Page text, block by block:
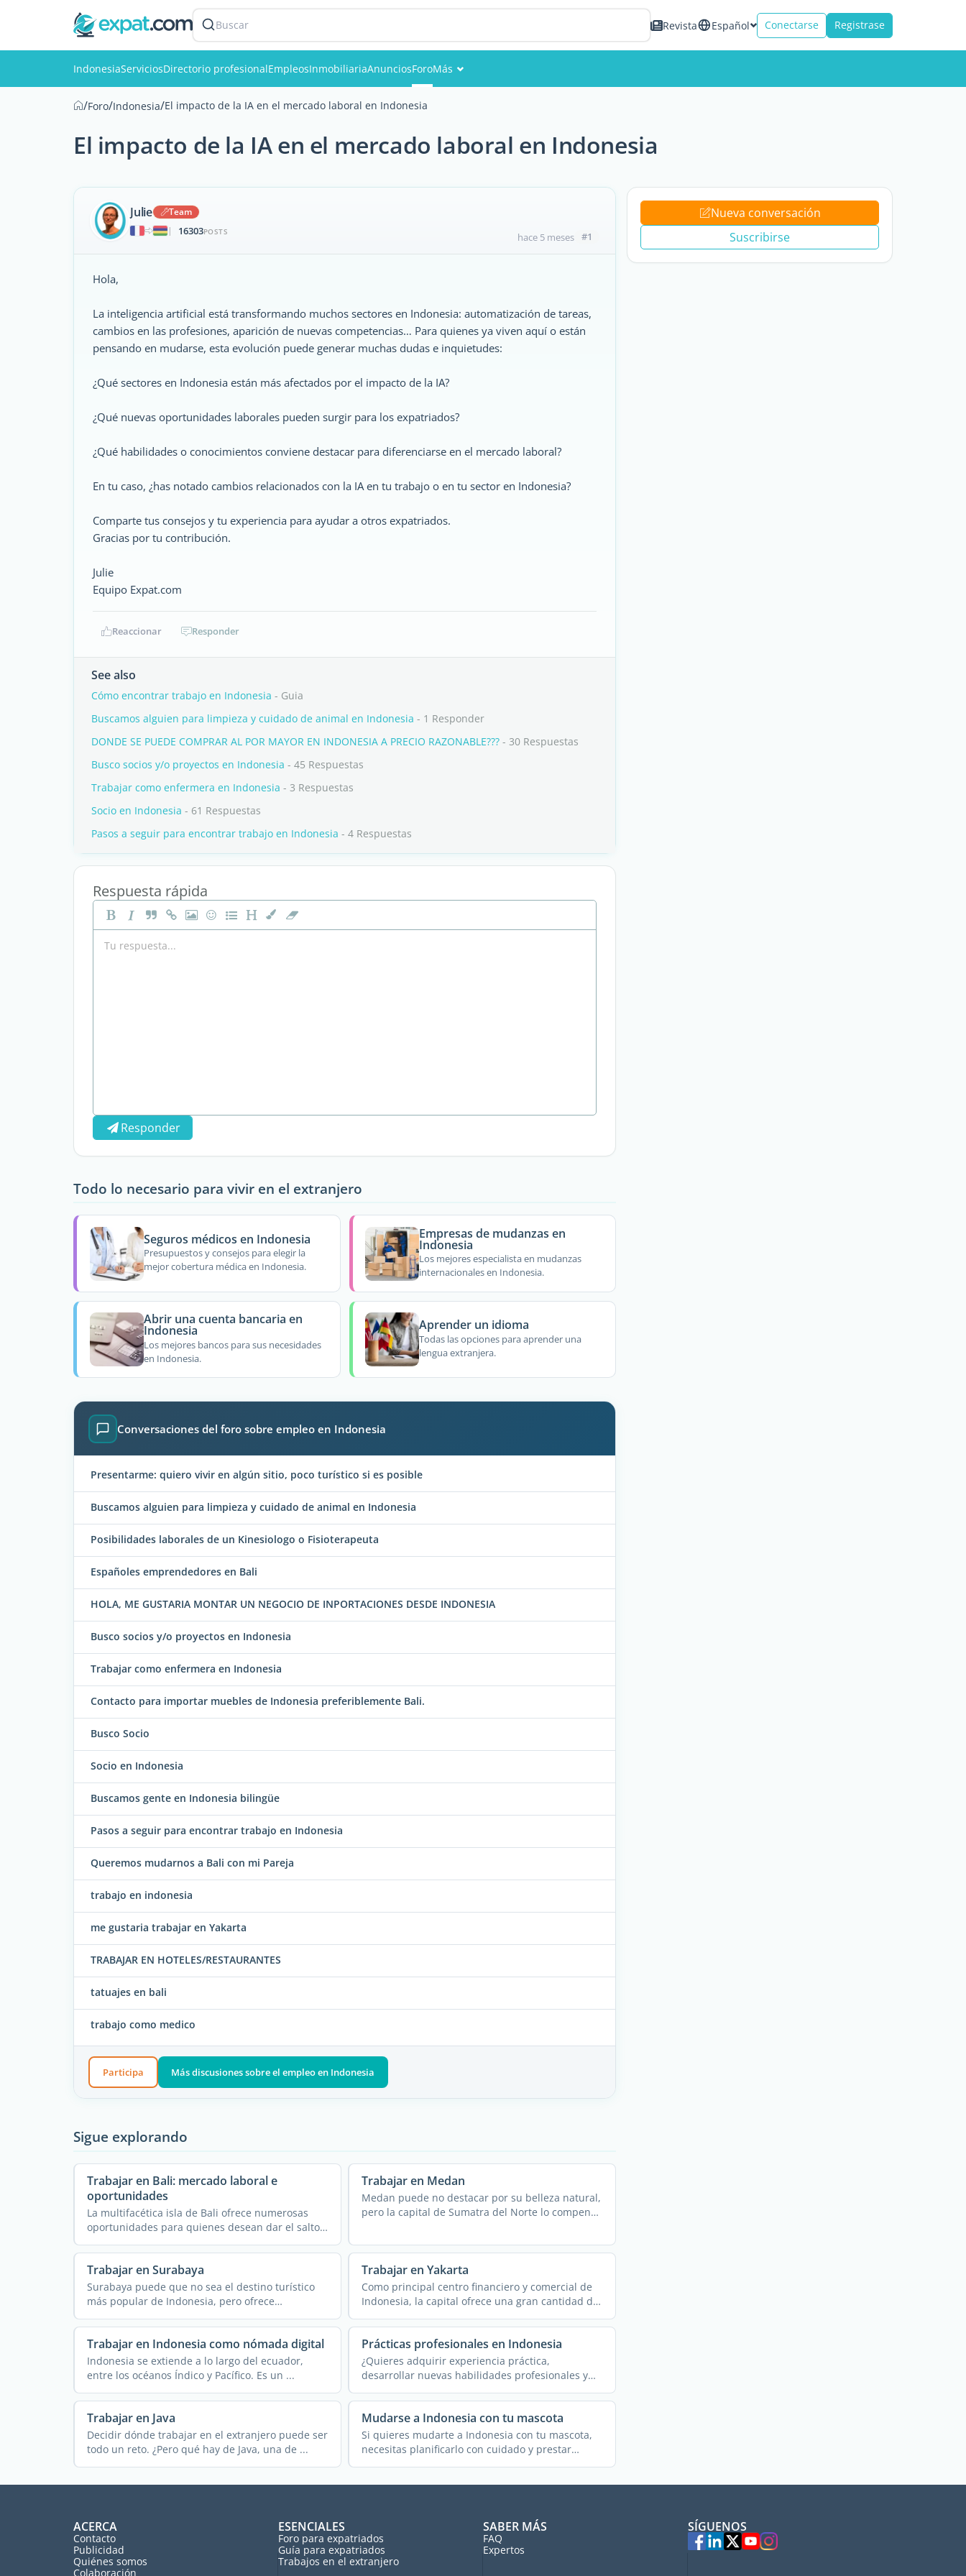
Buscar Revista Español Conectarse Registrase
IndonesiaServiciosDirectorio profesionalEmpleosInmobiliariaAnunciosForoMás
Miembros
/Foro/Indonesia/El impacto de la IA en el mercado laboral en Indonesia
El impacto de la IA en el mercado laboral en Indonesia
Julie
Team
|
16303POSTS hace 5 meses #1
Hola,
La inteligencia artificial está transformando muchos sectores en Indonesia: automatización de tareas,
cambios en las profesiones, aparición de nuevas competencias… Para quienes ya viven aquí o están
pensando en mudarse, esta evolución puede generar muchas dudas e inquietudes:
¿Qué sectores en Indonesia están más afectados por el impacto de la IA?
¿Qué nuevas oportunidades laborales pueden surgir para los expatriados?
¿Qué habilidades o conocimientos conviene destacar para diferenciarse en el mercado laboral?
En tu caso, ¿has notado cambios relacionados con la IA en tu trabajo o en tu sector en Indonesia?
Comparte tus consejos y tu experiencia para ayudar a otros expatriados.
Gracias por tu contribución.
Julie
Equipo Expat.com
Reaccionar Responder
See also
Cómo encontrar trabajo en Indonesia - Guia
Buscamos alguien para limpieza y cuidado de animal en Indonesia - 1 Responder
DONDE SE PUEDE COMPRAR AL POR MAYOR EN INDONESIA A PRECIO RAZONABLE??? - 30 Respuestas
Busco socios y/o proyectos en Indonesia - 45 Respuestas
Trabajar como enfermera en Indonesia - 3 Respuestas
Socio en Indonesia - 61 Respuestas
Pasos a seguir para encontrar trabajo en Indonesia - 4 Respuestas
Respuesta rápida
Responder
Todo lo necesario para vivir en el extranjero
Seguros médicos en Indonesia
Presupuestos y consejos para elegir la
mejor cobertura médica en Indonesia.
Empresas de mudanzas en
Indonesia
Los mejores especialista en mudanzas
internacionales en Indonesia.
Abrir una cuenta bancaria en
Indonesia
Los mejores bancos para sus necesidades
en Indonesia.
Aprender un idioma
Todas las opciones para aprender una
lengua extranjera.
Conversaciones del foro sobre empleo en Indonesia
Presentarme: quiero vivir en algún sitio, poco turístico si es posible
Buscamos alguien para limpieza y cuidado de animal en Indonesia
Posibilidades laborales de un Kinesiologo o Fisioterapeuta
Españoles emprendedores en Bali
HOLA, ME GUSTARIA MONTAR UN NEGOCIO DE INPORTACIONES DESDE INDONESIA
Busco socios y/o proyectos en Indonesia
Trabajar como enfermera en Indonesia
Contacto para importar muebles de Indonesia preferiblemente Bali.
Busco Socio
Socio en Indonesia
Buscamos gente en Indonesia bilingüe
Pasos a seguir para encontrar trabajo en Indonesia
Queremos mudarnos a Bali con mi Pareja
trabajo en indonesia
me gustaria trabajar en Yakarta
TRABAJAR EN HOTELES/RESTAURANTES
tatuajes en bali
trabajo como medico
Participa Más discusiones sobre el empleo en Indonesia
Sigue explorando
Trabajar en Bali: mercado laboral e
oportunidades
La multifacética isla de Bali ofrece numerosas
oportunidades para quienes desean dar el salto
de turista a ...
Trabajar en Medan
Medan puede no destacar por su belleza natural,
pero la capital de Sumatra del Norte lo compensa
Trabajar en Surabaya
Surabaya puede que no sea el destino turístico
más popular de Indonesia, pero ofrece
numerosas ...
Trabajar en Yakarta
Como principal centro financiero y comercial de
Indonesia, la capital ofrece una gran cantidad de
oportunidades ...
Trabajar en Indonesia como nómada digital
Indonesia se extiende a lo largo del ecuador,
entre los océanos Índico y Pacífico. Es un ...
Prácticas profesionales en Indonesia
¿Quieres adquirir experiencia práctica,
desarrollar nuevas habilidades profesionales y
ampliar tu ...
Trabajar en Java
Decidir dónde trabajar en el extranjero puede ser
todo un reto. ¿Pero qué hay de Java, una de ...
Mudarse a Indonesia con tu mascota
Si quieres mudarte a Indonesia con tu mascota,
necesitas planificarlo con cuidado y prestar
especial ...
Nueva conversación
Suscribirse
ACERCA
Contacto
Publicidad
Quiénes somos
Colaboración
ESENCIALES
Foro para expatriados
Guía para expatriados
Trabajos en el extranjero
SABER MÁS
FAQ
Expertos
SÍGUENOS